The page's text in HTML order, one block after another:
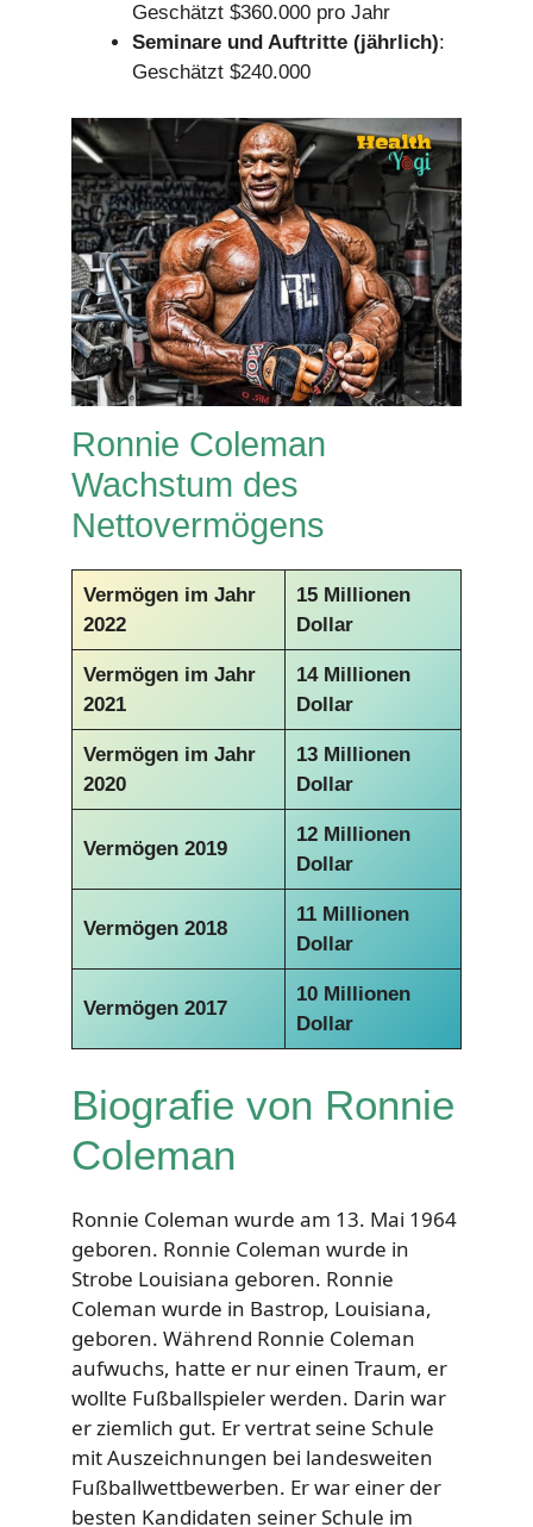
Geschätzt $360.000 pro Jahr
Seminare und Auftritte (jährlich):
Geschätzt $240.000
Ronnie Coleman
Wachstum des
Nettovermögens
Vermögen im Jahr
2022
15 Millionen
Dollar
Vermögen im Jahr
2021
14 Millionen
Dollar
Vermögen im Jahr
2020
13 Millionen
Dollar
Vermögen 2019
12 Millionen
Dollar
Vermögen 2018
11 Millionen
Dollar
Vermögen 2017
10 Millionen
Dollar
Biografie von Ronnie
Coleman
Ronnie Coleman wurde am 13. Mai 1964
geboren. Ronnie Coleman wurde in
Strobe Louisiana geboren. Ronnie
Coleman wurde in Bastrop, Louisiana,
geboren. Während Ronnie Coleman
aufwuchs, hatte er nur einen Traum, er
wollte Fußballspieler werden. Darin war
er ziemlich gut. Er vertrat seine Schule
mit Auszeichnungen bei landesweiten
Fußballwettbewerben. Er war einer der
besten Kandidaten seiner Schule im